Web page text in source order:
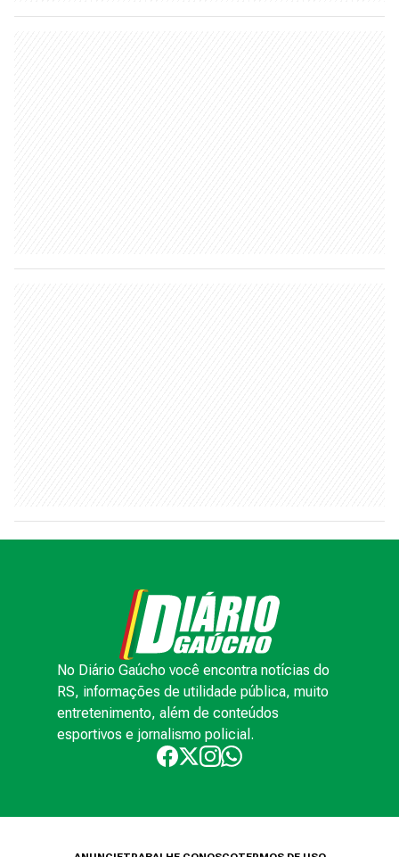
No Diário Gaúcho você encontra notícias do
RS, informações de utilidade pública, muito
entretenimento, além de conteúdos
esportivos e jornalismo policial.